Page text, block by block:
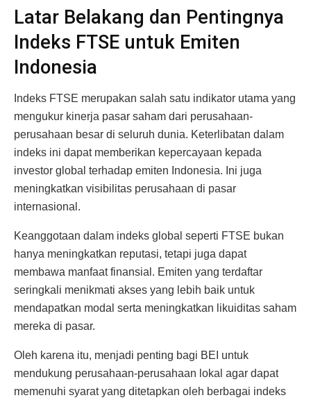
Latar Belakang dan Pentingnya
Indeks FTSE untuk Emiten
Indonesia
Indeks FTSE merupakan salah satu indikator utama yang
mengukur kinerja pasar saham dari perusahaan-
perusahaan besar di seluruh dunia. Keterlibatan dalam
indeks ini dapat memberikan kepercayaan kepada
investor global terhadap emiten Indonesia. Ini juga
meningkatkan visibilitas perusahaan di pasar
internasional.
Keanggotaan dalam indeks global seperti FTSE bukan
hanya meningkatkan reputasi, tetapi juga dapat
membawa manfaat finansial. Emiten yang terdaftar
seringkali menikmati akses yang lebih baik untuk
mendapatkan modal serta meningkatkan likuiditas saham
mereka di pasar.
Oleh karena itu, menjadi penting bagi BEI untuk
mendukung perusahaan-perusahaan lokal agar dapat
memenuhi syarat yang ditetapkan oleh berbagai indeks